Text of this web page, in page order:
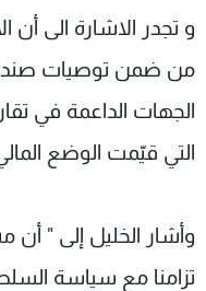
و تجدر الاشارة الى أن
من ضمن توصيات
الجهات الداعمة في
التي قيّمت الوضع
تزامنا مع سياسة